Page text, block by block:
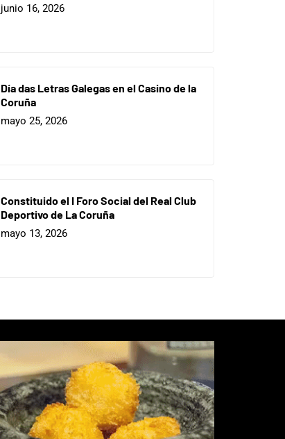
junio 16, 2026
Día das Letras Galegas en el Casino de la
Coruña
mayo 25, 2026
Constituido el I Foro Social del Real Club
Deportivo de La Coruña
mayo 13, 2026